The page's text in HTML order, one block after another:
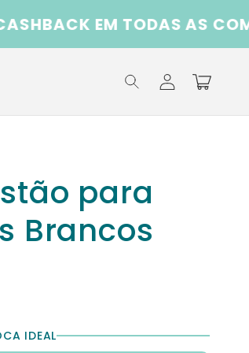
EM TODAS AS COMPRAS
Iniciar
sessão
para
Brancos
IDEAL